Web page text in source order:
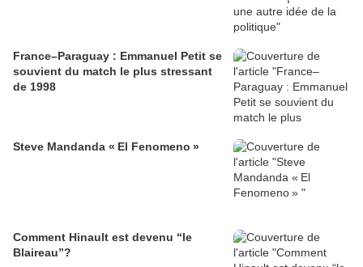
France–Paraguay : Emmanuel Petit se
souvient du match le plus stressant
de 1998
Steve Mandanda « El Fenomeno »
Comment Hinault est devenu “le
Blaireau”?